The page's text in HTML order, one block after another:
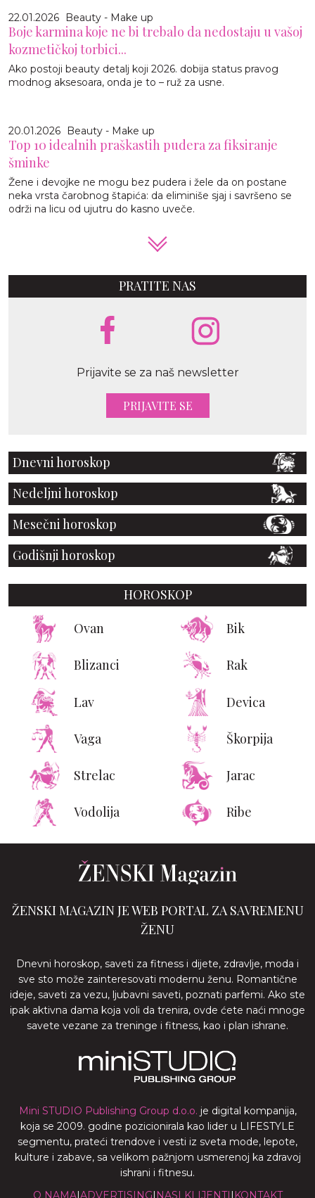
22.01.2026 Beauty - Make up
Boje karmina koje ne bi trebalo da nedostaju u vašoj
kozmetičkoj torbici...
Ako postoji beauty detalj koji 2026. dobija status pravog
modnog aksesoara, onda je to – ruž za usne.
20.01.2026 Beauty - Make up
Top 10 idealnih praškastih pudera za fiksiranje
šminke
Žene i devojke ne mogu bez pudera i žele da on postane
neka vrsta čarobnog štapića: da eliminiše sjaj i savršeno se
održi na licu od ujutru do kasno uveče.
PRATITE NAS
Prijavite se za naš newsletter
PRIJAVITE SE
Dnevni horoskop
Nedeljni horoskop
Mesečni horoskop
Godišnji horoskop
HOROSKOP
Ovan Bik
Blizanci Rak
Lav Devica
Vaga Škorpija
Strelac Jarac
Vodolija Ribe
ŽENSKI MAGAZIN JE WEB PORTAL ZA SAVREMENU
ŽENU
Dnevni horoskop, saveti za fitness i dijete, zdravlje, moda i
sve sto može zainteresovati modernu ženu. Romantične
ideje, saveti za vezu, ljubavni saveti, poznati parfemi. Ako ste
ipak aktivna dama koja voli da trenira, ovde ćete naći mnoge
savete vezane za treninge i fitness, kao i plan ishrane.
Mini STUDIO Publishing Group d.o.o. je digital kompanija,
koja se 2009. godine pozicionirala kao lider u LIFESTYLE
segmentu, prateći trendove i vesti iz sveta mode, lepote,
kulture i zabave, sa velikom pažnjom usmerenoj ka zdravoj
ishrani i fitnesu.
O NAMA|ADVERTISING| NASI KLIJENTI | KONTAKT